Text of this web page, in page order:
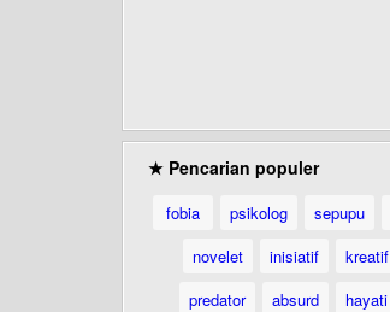
★ Pencarian populer
fobia psikolog sepupu
novelet
inisiatif kreatif
predator
absurd hayati